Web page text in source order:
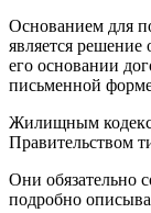
Основанием для
является
его основании
письменной
Жилищным
Правительством
Они обязательно
подробно